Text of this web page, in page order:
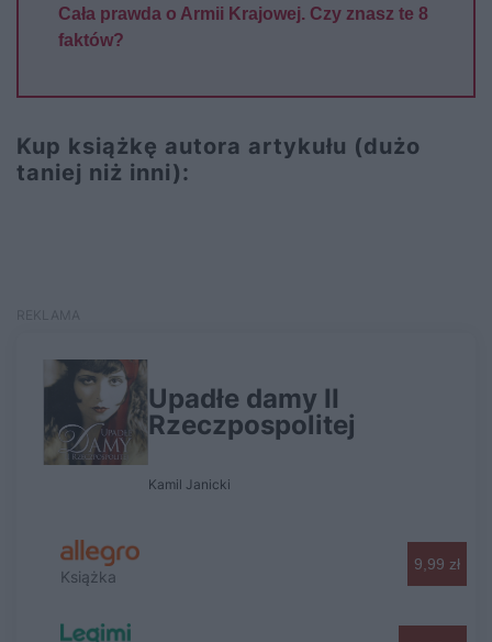
Cała prawda o Armii Krajowej. Czy znasz te 8
faktów?
Kup książkę autora artykułu (dużo
taniej niż inni):